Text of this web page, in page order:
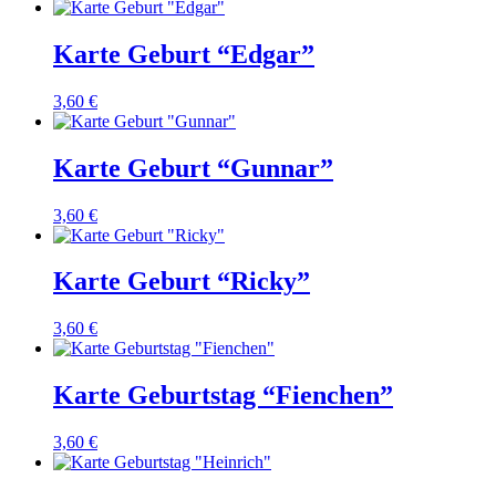
Karte Geburt “Edgar”
3,60 €
Karte Geburt “Gunnar”
3,60 €
Karte Geburt “Ricky”
3,60 €
Karte Geburtstag “Fienchen”
3,60 €